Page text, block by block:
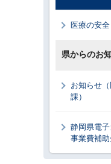
医療の安全
県からのお
お知らせ
課）
静岡県電
事業費補